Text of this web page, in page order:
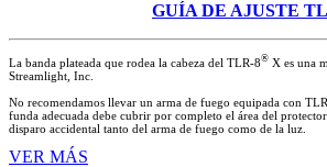
GUÍA DE AJUSTE
La banda plateada que rodea la cabeza del TLR-8® X es una
Streamlight, Inc.
No recomendamos llevar un arma de fuego equipada con
funda adecuada debe cubrir por completo el área del
disparo accidental tanto del arma de fuego como de la luz.
VER MÁS